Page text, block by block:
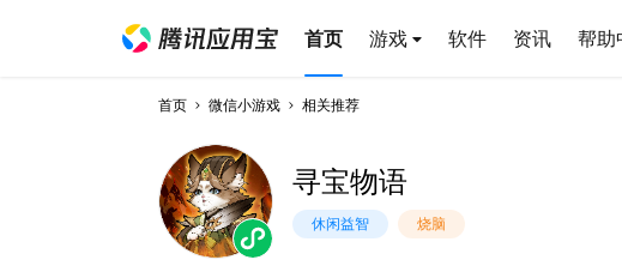
首页 游戏 软件 资讯 帮助
首页 微信小游戏 相关推荐
寻宝物语
休闲益智 烧脑